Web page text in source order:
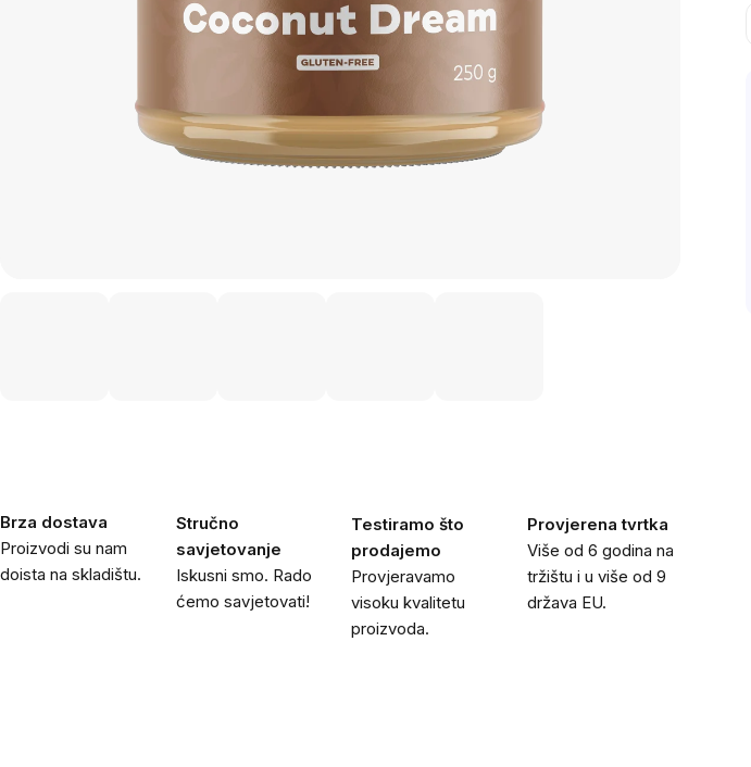
Brza dostava
Proizvodi su nam
doista na skladištu.
Stručno
savjetovanje
Iskusni smo. Rado
ćemo savjetovati!
Testiramo što
prodajemo
Provjeravamo
visoku kvalitetu
proizvoda.
Provjerena tvrtka
Više od 6 godina na
tržištu i u više od 9
država EU.